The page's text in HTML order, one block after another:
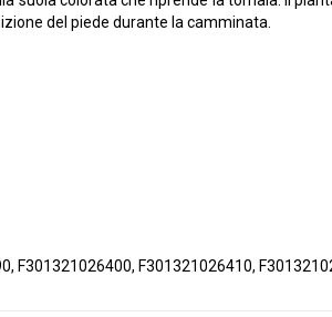
del piede durante la camminata.
F301321026400, F301321026410,